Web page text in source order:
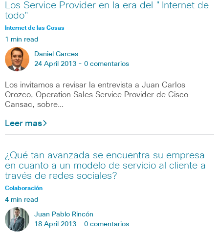
Los Service Provider en la era del "Internet de
todo"
Internet de las Cosas
1 min read
Daniel Garces
24 April 2013 - 0 comentarios
Los invitamos a revisar la entrevista a Juan Carlos
Orozco, Operation Sales Service Provider de Cisco
Cansac, sobre…
Leer mas
¿Qué tan avanzada se encuentra su empresa
en cuanto a un modelo de servicio al cliente a
través de redes sociales?
Colaboración
4 min read
Juan Pablo Rincón
18 April 2013 - 0 comentarios